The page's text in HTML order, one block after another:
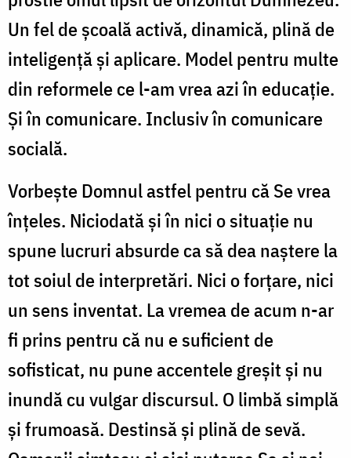
Un fel de școală activă, dinamică, plină de
inteligență și aplicare. Model pentru multe
din reformele ce l-am vrea azi în educație.
Și în comunicare. Inclusiv în comunicare
socială.
Vorbește Domnul astfel pentru că Se vrea
înțeles. Niciodată și în nici o situație nu
spune lucruri absurde ca să dea naștere la
tot soiul de interpretări. Nici o forțare, nici
un sens inventat. La vremea de acum n-ar
fi prins pentru că nu e suficient de
sofisticat, nu pune accentele greșit și nu
inundă cu vulgar discursul. O limbă simplă
și frumoasă. Destinsă și plină de sevă.